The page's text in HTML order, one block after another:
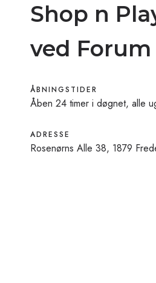
Shop n
ved Forum
ÅBNINGSTIDER
Åben 24 timer i døgnet, alle
ADRESSE
Rosenørns Alle 38, 1879